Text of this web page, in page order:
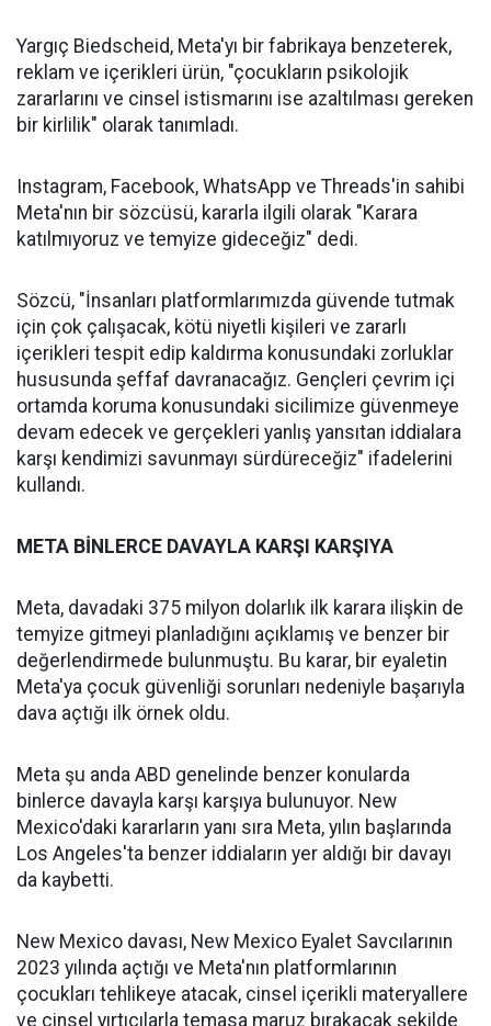
Yargıç Biedscheid, Meta'yı bir fabrikaya benzeterek,
reklam ve içerikleri ürün, "çocukların psikolojik
zararlarını ve cinsel istismarını ise azaltılması gereken
bir kirlilik" olarak tanımladı.
Instagram, Facebook, WhatsApp ve Threads'in sahibi
Meta'nın bir sözcüsü, kararla ilgili olarak "Karara
katılmıyoruz ve temyize gideceğiz" dedi.
Sözcü, "İnsanları platformlarımızda güvende tutmak
için çok çalışacak, kötü niyetli kişileri ve zararlı
içerikleri tespit edip kaldırma konusundaki zorluklar
hususunda şeffaf davranacağız. Gençleri çevrim içi
ortamda koruma konusundaki sicilimize güvenmeye
devam edecek ve gerçekleri yanlış yansıtan iddialara
karşı kendimizi savunmayı sürdüreceğiz" ifadelerini
kullandı.
META BİNLERCE DAVAYLA KARŞI KARŞIYA
Meta, davadaki 375 milyon dolarlık ilk karara ilişkin de
temyize gitmeyi planladığını açıklamış ve benzer bir
değerlendirmede bulunmuştu. Bu karar, bir eyaletin
Meta'ya çocuk güvenliği sorunları nedeniyle başarıyla
dava açtığı ilk örnek oldu.
Meta şu anda ABD genelinde benzer konularda
binlerce davayla karşı karşıya bulunuyor. New
Mexico'daki kararların yanı sıra Meta, yılın başlarında
Los Angeles'ta benzer iddiaların yer aldığı bir davayı
da kaybetti.
New Mexico davası, New Mexico Eyalet Savcılarının
2023 yılında açtığı ve Meta'nın platformlarının
çocukları tehlikeye atacak, cinsel içerikli materyallere
ve cinsel yırtıcılarla temasa maruz bırakacak şekilde